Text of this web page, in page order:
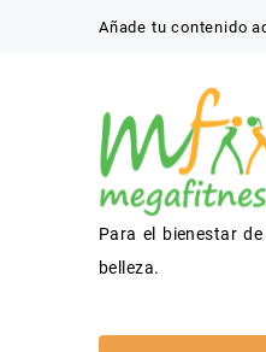
Añade tu contenido
Para el bienestar
belleza.